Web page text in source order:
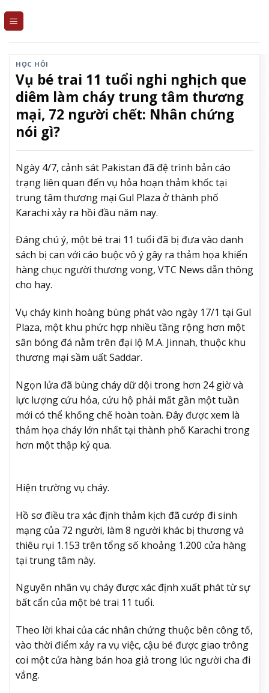
HỌC HỎI
Vụ bé trai 11 tuổi nghi nghịch que
diêm làm cháy trung tâm thương
mại, 72 người chết: Nhân chứng
nói gì?
Ngày 4/7, cảnh sát Pakistan đã đệ trình bản cáo
trạng liên quan đến vụ hỏa hoạn thảm khốc tại
trung tâm thương mại Gul Plaza ở thành phố
Karachi xảy ra hồi đầu năm nay.
Đáng chú ý, một bé trai 11 tuổi đã bị đưa vào danh
sách bị can với cáo buộc vô ý gây ra thảm họa khiến
hàng chục người thương vong, VTC News dẫn thông
cho hay.
Vụ cháy kinh hoàng bùng phát vào ngày 17/1 tại Gul
Plaza, một khu phức hợp nhiều tầng rộng hơn một
sân bóng đá nằm trên đại lộ M.A. Jinnah, thuộc khu
thương mại sầm uất Saddar.
Ngọn lửa đã bùng cháy dữ dội trong hơn 24 giờ và
lực lượng cứu hỏa, cứu hộ phải mất gần một tuần
mới có thể khống chế hoàn toàn. Đây được xem là
thảm họa cháy lớn nhất tại thành phố Karachi trong
hơn một thập kỷ qua.
Hiện trường vụ cháy.
Hồ sơ điều tra xác định thảm kịch đã cướp đi sinh
mạng của 72 người, làm 8 người khác bị thương và
thiêu rụi 1.153 trên tổng số khoảng 1.200 cửa hàng
tại trung tâm này.
Nguyên nhân vụ cháy được xác định xuất phát từ sự
bất cẩn của một bé trai 11 tuổi.
Theo lời khai của các nhân chứng thuộc bên công tố,
vào thời điểm xảy ra vụ việc, cậu bé được giao trông
coi một cửa hàng bán hoa giả trong lúc người cha đi
vắng.